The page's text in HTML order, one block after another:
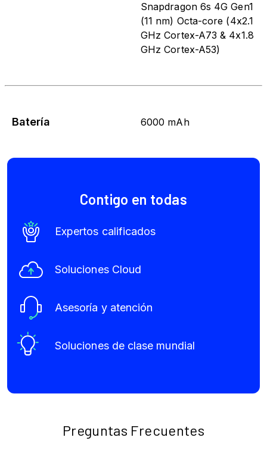
Snapdragon 6s 4G Gen1
(11 nm) Octa-core (4x2.1
GHz Cortex-A73 & 4x1.8
GHz Cortex-A53)
Batería 6000 mAh
Contigo en todas
Expertos calificados
Soluciones Cloud
Asesoría y atención
Soluciones de clase mundial
Preguntas Frecuentes